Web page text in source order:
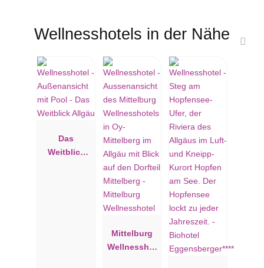
Wellnesshotels in der Nähe
Das
Weitblick
Mittelburg
Wellnesshot